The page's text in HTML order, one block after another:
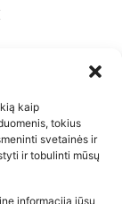
kaip
tokius
svetainės ir
ir tobulinti mūsų
informaciją jūsų